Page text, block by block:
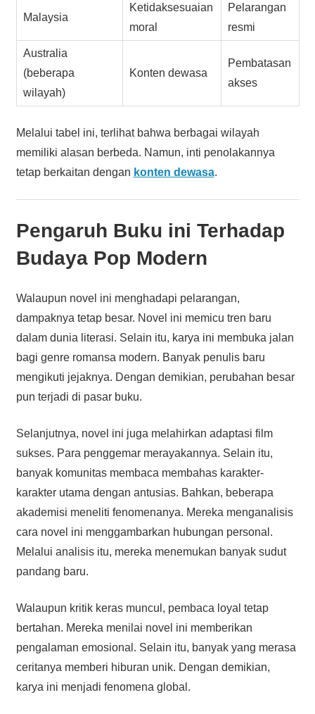
Malaysia
Ketidaksesuaian
moral
Pelarangan
resmi
Australia
(beberapa
wilayah)
Konten dewasa
Pembatasan
akses
Melalui tabel ini, terlihat bahwa berbagai wilayah
memiliki alasan berbeda. Namun, inti penolakannya
tetap berkaitan dengan konten dewasa.
Pengaruh Buku ini Terhadap
Budaya Pop Modern
Walaupun novel ini menghadapi pelarangan,
dampaknya tetap besar. Novel ini memicu tren baru
dalam dunia literasi. Selain itu, karya ini membuka jalan
bagi genre romansa modern. Banyak penulis baru
mengikuti jejaknya. Dengan demikian, perubahan besar
pun terjadi di pasar buku.
Selanjutnya, novel ini juga melahirkan adaptasi film
sukses. Para penggemar merayakannya. Selain itu,
banyak komunitas membaca membahas karakter-
karakter utama dengan antusias. Bahkan, beberapa
akademisi meneliti fenomenanya. Mereka menganalisis
cara novel ini menggambarkan hubungan personal.
Melalui analisis itu, mereka menemukan banyak sudut
pandang baru.
Walaupun kritik keras muncul, pembaca loyal tetap
bertahan. Mereka menilai novel ini memberikan
pengalaman emosional. Selain itu, banyak yang merasa
ceritanya memberi hiburan unik. Dengan demikian,
karya ini menjadi fenomena global.